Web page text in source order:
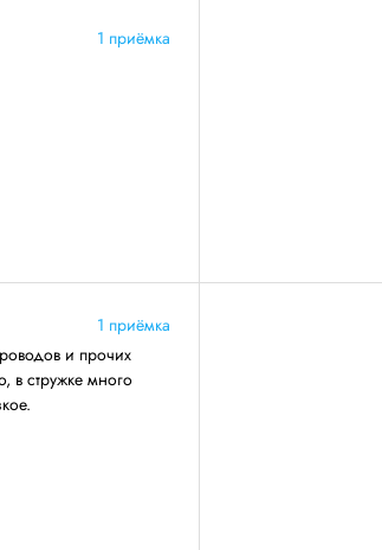
1 приёмка
1 приёмка
и прочих
в стружке много